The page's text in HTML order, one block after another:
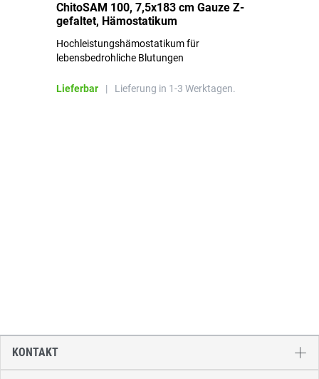
ChitoSAM 100, 7,5x183 cm Gauze Z-
gefaltet, Hämostatikum
Hochleistungshämostatikum für
lebensbedrohliche Blutungen
Lieferbar | Lieferung in 1-3 Werktagen.
KONTAKT